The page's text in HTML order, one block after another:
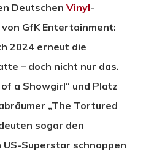
Deutschen Vinyl-
GfK Entertainment:
2024 erneut die
– doch nicht nur das.
a Showgirl“ und Platz
„The Tortured
sogar den
Superstar schnappen